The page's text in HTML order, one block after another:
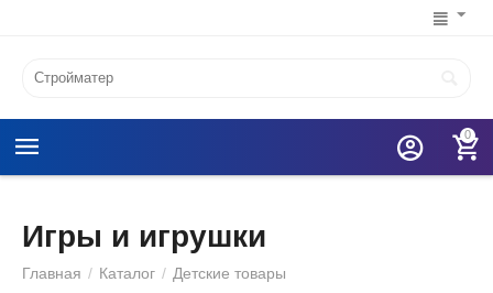
0
Игры и игрушки
Главная / Каталог / Детские товары